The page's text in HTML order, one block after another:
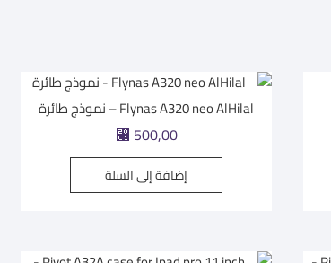
Flynas A320 neo AlHilal – نموذج طائرة
⃁ 500,00
إضافة إلى السلة